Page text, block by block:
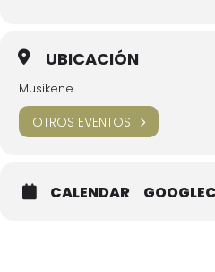
UBICACIÓN
Musikene
OTROS EVENTOS
CALENDAR